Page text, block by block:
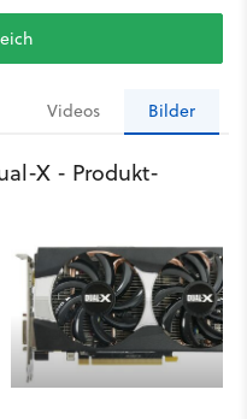
Videos Bilder
X - Produkt-